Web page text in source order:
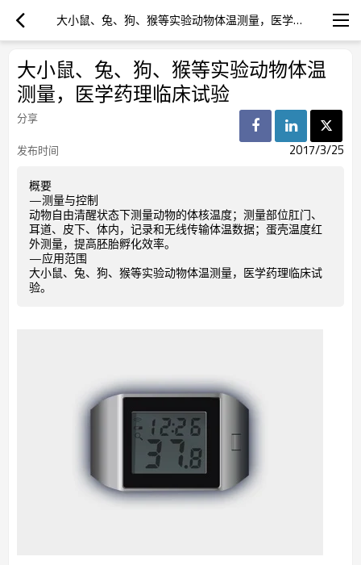
大小鼠、兔、狗、猴等实验动物体温测量，医学药理临床试验
大小鼠、兔、狗、猴等实验动物体温
测量，医学药理临床试验
分享
发布时间
2017/3/25
概要
—测量与控制
动物自由清醒状态下测量动物的体核温度；测量部位肛门、
耳道、皮下、体内，记录和无线传输体温数据；蛋壳温度红
外测量，提高胚胎孵化效率。
—应用范围
大小鼠、兔、狗、猴等实验动物体温测量，医学药理临床试
验。